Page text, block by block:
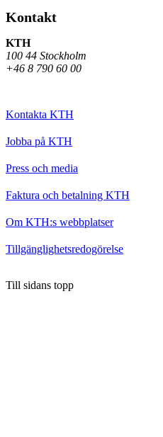
Kontakt
KTH
100 44 Stockholm
+46 8 790 60 00
Kontakta KTH
Jobba på KTH
Press och media
Faktura och betalning KTH
Om KTH:s webbplatser
Tillgänglighetsredogörelse
Till sidans topp